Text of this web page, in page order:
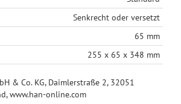
Senkrecht oder versetzt
65 mm
255 x 65 x 348 mm
& Co. KG, Daimlerstraße 2, 32051
www.han-online.com